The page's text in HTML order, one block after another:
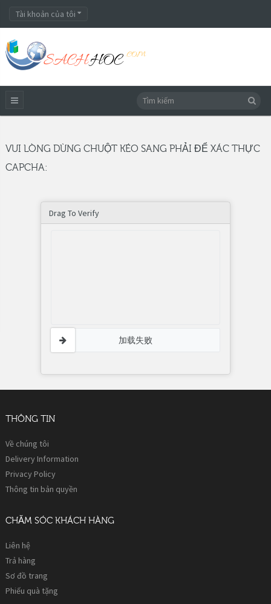
Tài khoản của tôi
VUI LÒNG DÙNG CHUỘT KÉO SANG PHẢI ĐỂ XÁC THỰC
CAPCHA:
Drag To Verify
加载失败
THÔNG TIN
Về chúng tôi
Delivery Information
Privacy Policy
Thông tin bản quyền
CHĂM SÓC KHÁCH HÀNG
Liên hệ
Trả hàng
Sơ đồ trang
Phiếu quà tặng